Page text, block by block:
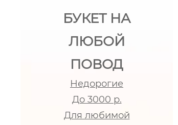
БУКЕТ НА
ЛЮБОЙ
ПОВОД
Недорогие
До 3000 р.
Для любимой